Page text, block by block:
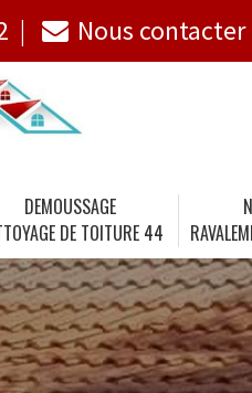
Nous contacter
DEMOUSSAGE
DE TOITURE 44